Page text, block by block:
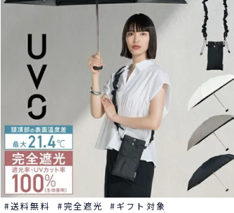
送料無料 完全遮光
ギフト対象